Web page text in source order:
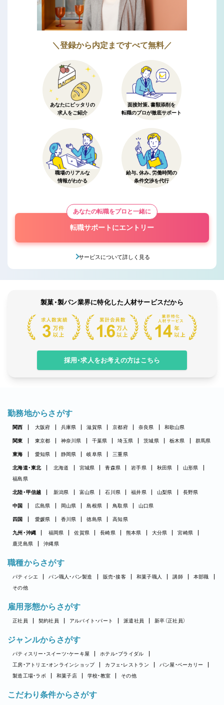
＼登録から内定まですべて無料／
あなたにピッタリの
求人をご紹介
面接対策、書類添削を
転職のプロが徹底サポート
職場のリアルな
情報がわかる
給与、休み、労働時間の
条件交渉を代行
あなたの転職をプロと一緒に
転職サポートにエントリー
サービスについて詳しく見る
製菓・製パン業界に特化した人材サービスだから
採用・求人をお考えの方はこちら
勤務地からさがす
関西 大阪府 兵庫県 滋賀県 京都府 奈良県 和歌山県
関東 東京都 神奈川県 千葉県 埼玉県 茨城県 栃木県 群馬県
東海 愛知県 静岡県 岐阜県 三重県
北海道・東北 北海道 宮城県 青森県 岩手県 秋田県
山形県
福島県
北陸・甲信越 新潟県 富山県 石川県 福井県 山梨県 長野県
中国 広島県 岡山県 島根県 鳥取県 山口県
四国 愛媛県 香川県 徳島県 高知県
九州・沖縄 福岡県 佐賀県 長崎県 熊本県 大分県
宮崎県
鹿児島県
沖縄県
職種からさがす
パティシエ パン職人・パン製造 販売・接客 和菓子職人 講師
本部職
その他
雇用形態からさがす
正社員 契約社員 アルバイト・パート 派遣社員 新卒（正社員）
ジャンルからさがす
パティスリー・スイーツ・ケーキ屋
ホテル・ブライダル
工房・アトリエ・オンラインショップ
カフェ・レストラン
パン屋・ベーカリー
製造工場・ラボ
和菓子店 学校・教室 その他
こだわり条件からさがす